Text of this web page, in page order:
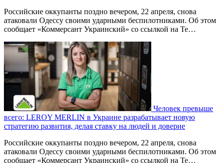
Российские оккупанты поздно вечером, 22 апреля, снова
атаковали Одессу своими ударными беспилотниками. Об этом
сообщает «Коммерсант Украинский» со ссылкой на Te…
Человек превыше
всего: LEROY MERLIN в Украине разрабатывает новую
стратегию развития, делая ставку на людей и доверие
Российские оккупанты поздно вечером, 22 апреля, снова
атаковали Одессу своими ударными беспилотниками. Об этом
сообщает «Коммерсант Украинский» со ссылкой на Te…